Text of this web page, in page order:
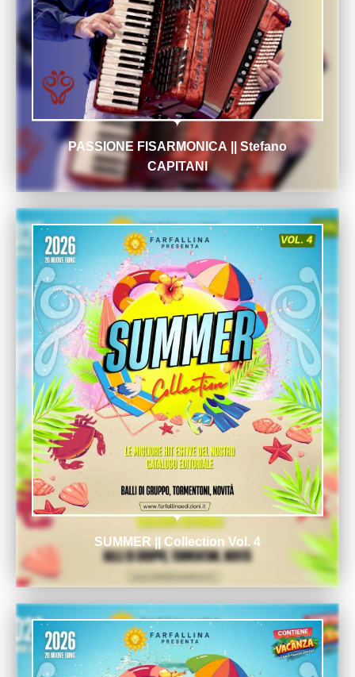
PASSIONE FISARMONICA || Stefano
CAPITANI
SUMMER || Collection Vol. 4